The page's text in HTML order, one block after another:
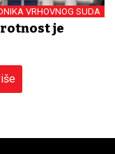
VRHOVNOG SUDA
je